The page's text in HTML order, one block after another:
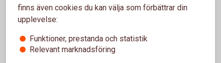
Brottsofferjouren.se
finns även cookies du kan välja som förbättrar din
upplevelse:
Funktioner, prestanda och statistik
Relevant marknadsföring